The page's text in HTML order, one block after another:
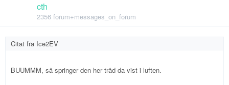
cth
2356 forum+messages_on_forum
Citat fra Ice2EV
BUUMMM, så springer den her tråd da vist i luften.